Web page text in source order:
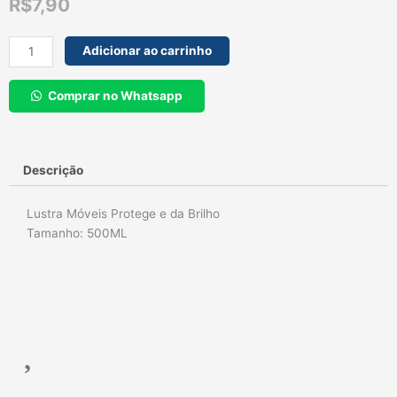
R$7,90
Lustra
Móveis
500ML
quantidade
Adicionar ao carrinho
Comprar no Whatsapp
Descrição
Lustra Móveis Protege e da Brilho
Tamanho: 500ML